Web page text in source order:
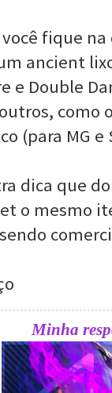
você fique
ancient
e Double
como
(para MG e
dica que
o mesmo
Minha